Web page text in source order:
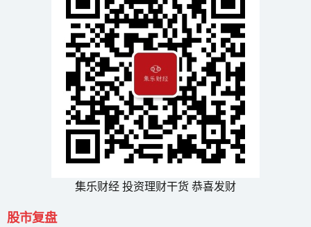
集乐财经 投资理财干货 恭喜发财
股市复盘